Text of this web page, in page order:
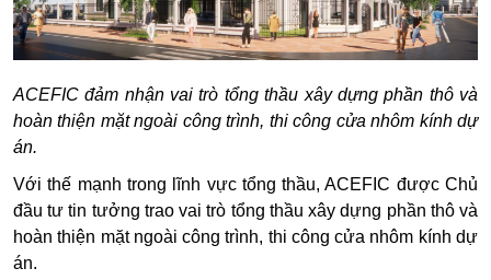
ACEFIC đảm nhận vai trò tổng thầu xây dựng phần thô và
hoàn thiện mặt ngoài công trình, thi công cửa nhôm kính dự
án.
Với thế mạnh trong lĩnh vực tổng thầu, ACEFIC được Chủ
đầu tư tin tưởng trao vai trò tổng thầu xây dựng phần thô và
hoàn thiện mặt ngoài công trình, thi công cửa nhôm kính dự
án.